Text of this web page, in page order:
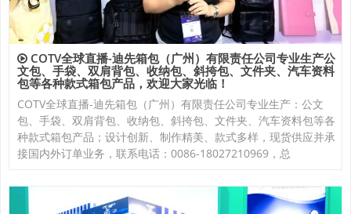
COTV全球直播-迪先箱包（广州）有限责任公司专业生产公
文包、手袋、双肩背包、收纳包、斜挎包、文件夹、汽车资料
包等各种款式箱包产品，欢迎大家光临！
COTV全球直播-迪先箱包（广州）有限责任公司专业生产：公文
包、手袋、双肩背包、收纳包、斜挎包、文件夹、汽车资料包等各
种款式箱包产品；设计创新、制作精美、款式多样，现货供应并承
接国内外订单业务，联系电话：0086-18027210969，总